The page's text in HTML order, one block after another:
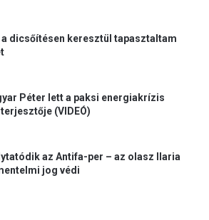
a dicsőítésen keresztül tapasztaltam
Péter lett a paksi energiakrízis
(VIDEÓ)
az Antifa-per – az olasz Ilaria
jog védi